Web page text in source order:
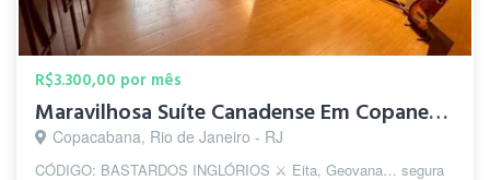
R$3.300,00 por mês
Maravilhosa Suíte Canadense Em Copanema
Copacabana, Rio de Janeiro - RJ
CÓDIGO: BASTARDOS INGLÓRIOS ⚔️ Eita, Geovana… segura